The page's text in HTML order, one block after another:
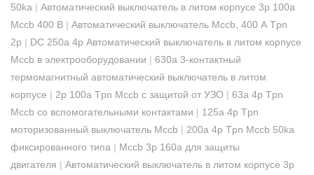
50ka | Автоматический выключатель в литом корпусе 3p 100a
Mccb 400 В | Автоматический выключатель Mccb, 400 А Tpn
2p | DC 250a 4p Автоматический выключатель в литом корпусе
Mccb в электрооборудовании | 630a 3-контактный
термомагнитный автоматический выключатель в литом
корпусе | 2p 100a Tpn Mccb с защитой от УЗО | 63a 4p Tpn
Mccb со вспомогательными контактами | 125a 4p Tpn
моторизованный выключатель Mccb | 200a 4p Tpn Mccb 50ka
фиксированного типа | Mccb 3p 160a для защиты
двигателя | Автоматический выключатель в литом корпусе 3p